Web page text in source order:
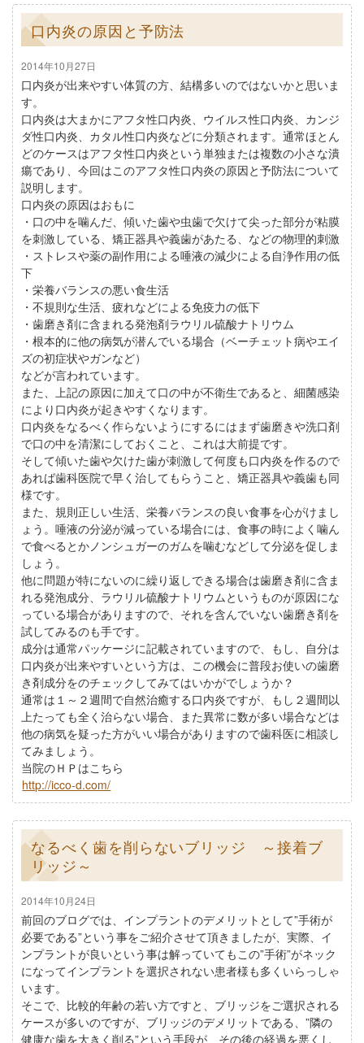
口内炎の原因と予防法
2014年10月27日
口内炎が出来やすい体質の方、結構多いのではないかと思いま
す。
口内炎は大まかにアフタ性口内炎、ウイルス性口内炎、カンジ
ダ性口内炎、カタル性口内炎などに分類されます。通常ほとん
どのケースはアフタ性口内炎という単独または複数の小さな潰
瘍であり、今回はこのアフタ性口内炎の原因と予防法について
説明します。
口内炎の原因はおもに
・口の中を噛んだ、傾いた歯や虫歯で欠けて尖った部分が粘膜
を刺激している、矯正器具や義歯があたる、などの物理的刺激
・ストレスや薬の副作用による唾液の減少による自浄作用の低
下
・栄養バランスの悪い食生活
・不規則な生活、疲れなどによる免疫力の低下
・歯磨き剤に含まれる発泡剤ラウリル硫酸ナトリウム
・根本的に他の病気が潜んでいる場合（ベーチェット病やエイ
ズの初症状やガンなど）
などが言われています。
また、上記の原因に加えて口の中が不衛生であると、細菌感染
により口内炎が起きやすくなります。
口内炎をなるべく作らないようにするにはまず歯磨きや洗口剤
で口の中を清潔にしておくこと、これは大前提です。
そして傾いた歯や欠けた歯が刺激して何度も口内炎を作るので
あれば歯科医院で早く治してもらうこと、矯正器具や義歯も同
様です。
また、規則正しい生活、栄養バランスの良い食事を心がけまし
ょう。唾液の分泌が減っている場合には、食事の時によく噛ん
で食べるとかノンシュガーのガムを噛むなどして分泌を促しま
しょう。
他に問題が特にないのに繰り返しできる場合は歯磨き剤に含ま
れる発泡成分、ラウリル硫酸ナトリウムというものが原因にな
っている場合がありますので、それを含んでいない歯磨き剤を
試してみるのも手です。
成分は通常パッケージに記載されていますので、もし、自分は
口内炎が出来やすいという方は、この機会に普段お使いの歯磨
き剤成分をのチェックしてみてはいかがでしょうか？
通常は１～２週間で自然治癒する口内炎ですが、もし２週間以
上たっても全く治らない場合、また異常に数が多い場合などは
他の病気を疑った方がいい場合がありますので歯科医に相談し
てみましょう。
当院のＨＰはこちら
http://icco-d.com/
なるべく歯を削らないブリッジ ～接着ブ
リッジ～
2014年10月24日
前回のブログでは、インプラントのデメリットとして”手術が
必要である”という事をご紹介させて頂きましたが、実際、イ
ンプラントが良いという事は解っていてもこの”手術”がネック
になってインプラントを選択されない患者様も多くいらっしゃ
います。
そこで、比較的年齢の若い方ですと、ブリッジをご選択される
ケースが多いのですが、ブリッジのデメリットである、”隣の
健康な歯を大きく削る”という手段が、その後の経過を悪くし